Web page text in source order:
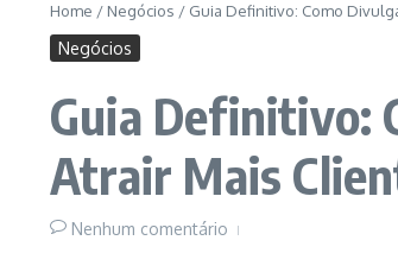
Home / Negócios / Guia Definitivo: Como
Negócios
Guia Definitivo:
Atrair Mais
Nenhum comentário